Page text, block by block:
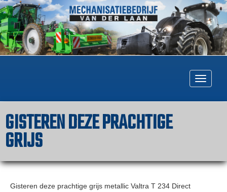
GISTEREN DEZE PRACHTIGE
GRIJS
Gisteren deze prachtige grijs metallic Valtra T 234 Direct